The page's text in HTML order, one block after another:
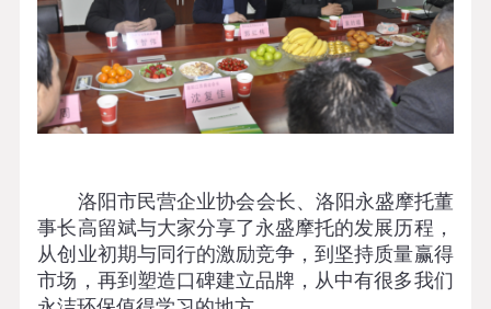
洛阳市民营企业协会会长、洛阳永盛摩托董
事长高留斌与大家分享了永盛摩托的发展历程，
从创业初期与同行的激励竞争，到坚持质量赢得
市场，再到塑造口碑建立品牌，从中有很多我们